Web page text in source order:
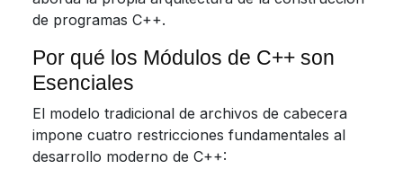
de programas C++.
Por qué los Módulos de C++ son
Esenciales
El modelo tradicional de archivos de cabecera
impone cuatro restricciones fundamentales al
desarrollo moderno de C++: